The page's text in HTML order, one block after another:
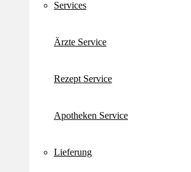
Services
Ärzte Service
Rezept Service
Apotheken Service
Lieferung